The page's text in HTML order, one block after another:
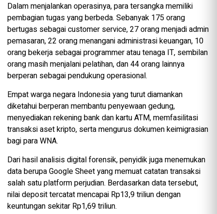
Dalam menjalankan operasinya, para tersangka memiliki
pembagian tugas yang berbeda. Sebanyak 175 orang
bertugas sebagai customer service, 27 orang menjadi admin
pemasaran, 22 orang menangani administrasi keuangan, 10
orang bekerja sebagai programmer atau tenaga IT, sembilan
orang masih menjalani pelatihan, dan 44 orang lainnya
berperan sebagai pendukung operasional.
Empat warga negara Indonesia yang turut diamankan
diketahui berperan membantu penyewaan gedung,
menyediakan rekening bank dan kartu ATM, memfasilitasi
transaksi aset kripto, serta mengurus dokumen keimigrasian
bagi para WNA.
Dari hasil analisis digital forensik, penyidik juga menemukan
data berupa Google Sheet yang memuat catatan transaksi
salah satu platform perjudian. Berdasarkan data tersebut,
nilai deposit tercatat mencapai Rp13,9 triliun dengan
keuntungan sekitar Rp1,69 triliun.